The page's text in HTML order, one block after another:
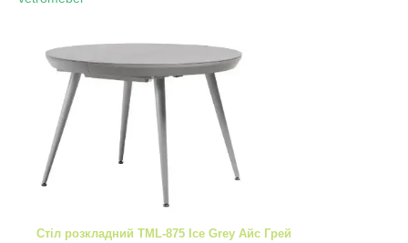
Стіл розкладний TML-875 Ice Grey Айс Грей